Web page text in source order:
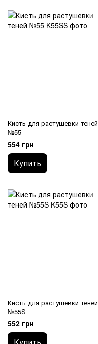
Кисть для растушевки теней
№55
554 грн
Купить
Кисть для растушевки теней
№55S
552 грн